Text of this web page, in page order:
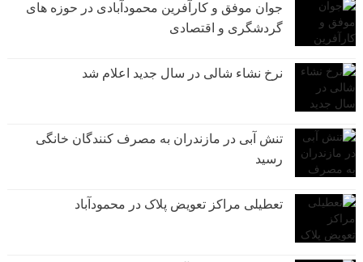
جوان موفق و کارآفرین محمودآبادی در حوزه های
گردشگری و اقتصادی
نرخ نشاء شالی در سال جدید اعلام شد
تنش آبی در مازندران به مصرف كنندگان خانگی
رسيد
تعطیلی مراکز تعویض پلاک در محمودآباد